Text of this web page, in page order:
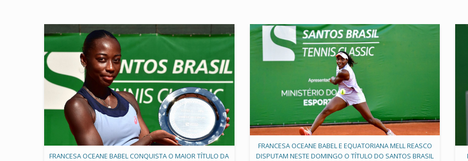
FRANCESA OCEANE BABEL CONQUISTA O MAIOR TÍTULO DA
FRANCESA OCEANE BABEL E EQUATORIANA MELL REASCO
DISPUTAM NESTE DOMINGO O TÍTULO DO SANTOS BRASIL